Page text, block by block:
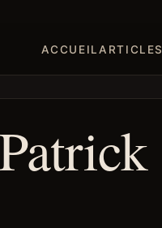
ACCUEILARTICLES